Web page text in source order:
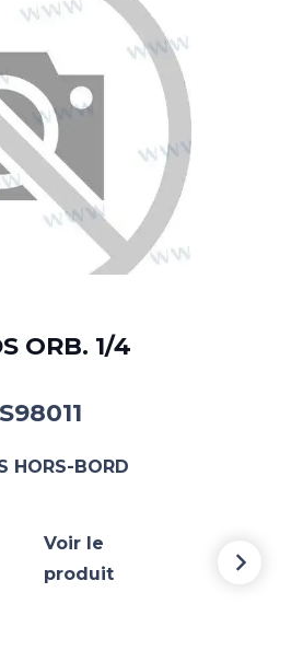
ORB. 1/4
HORS-BORD
Voir le
produit